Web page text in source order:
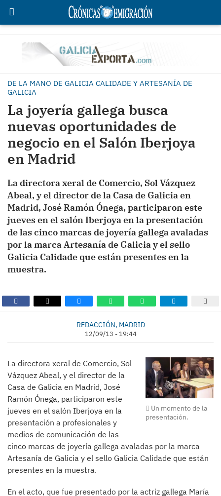
DE LA MANO DE GALICIA CALIDADE Y ARTESANÍA DE
GALICIA
La joyería gallega busca
nuevas oportunidades de
negocio en el Salón Iberjoya
en Madrid
La directora xeral de Comercio, Sol Vázquez
Abeal, y el director de la Casa de Galicia en
Madrid, José Ramón Ónega, participaron este
jueves en el salón Iberjoya en la presentación
de las cinco marcas de joyería gallega avaladas
por la marca Artesanía de Galicia y el sello
Galicia Calidade que están presentes en la
muestra.
REDACCIÓN, MADRID
12/09/13 - 19:44
Un momento de la
presentación.
La directora xeral de Comercio, Sol
Vázquez Abeal, y el director de la
Casa de Galicia en Madrid, José
Ramón Ónega, participaron este
jueves en el salón Iberjoya en la
presentación a profesionales y
medios de comunicación de las
cinco marcas de joyería gallega avaladas por la marca
Artesanía de Galicia y el sello Galicia Calidade que están
presentes en la muestra.
En el acto, que fue presentado por la actriz gallega María